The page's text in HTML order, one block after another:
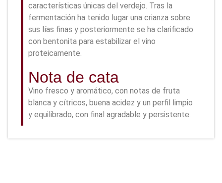
características únicas del verdejo. Tras la
fermentación ha tenido lugar una crianza sobre
sus lías finas y posteriormente se ha clarificado
con bentonita para estabilizar el vino
proteicamente.
Nota de cata
Vino fresco y aromático, con notas de fruta
blanca y cítricos, buena acidez y un perfil limpio
y equilibrado, con final agradable y persistente.